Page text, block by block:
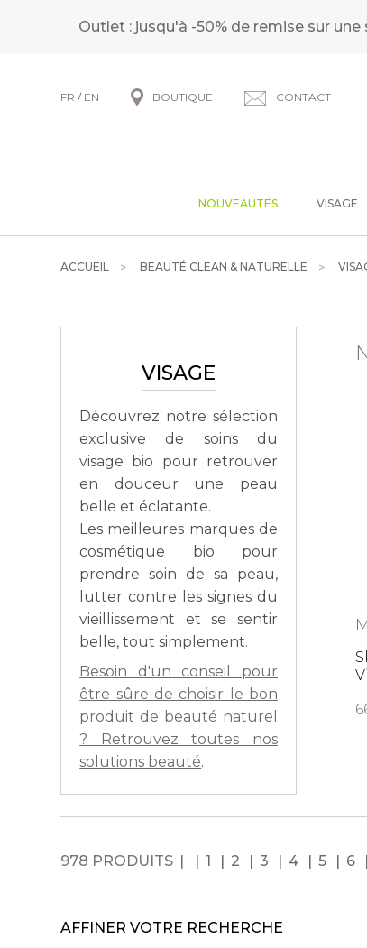
Outlet : jusqu'à -50% de remise sur
FR / EN BOUTIQUE CONTACT
NOUVEAUTÉS VISAGE
ACCUEIL BEAUTÉ CLEAN & NATURELLE
VISAGE
Découvrez notre sélection
exclusive de soins du
visage bio pour retrouver
en douceur une peau
belle et éclatante.
Les meilleures marques de
cosmétique bio pour
prendre soin de sa peau,
lutter contre les signes du
vieillissement et se sentir
belle, tout simplement.
Besoin d'un conseil pour
être sûre de choisir le bon
produit de beauté naturel
? Retrouvez toutes nos
solutions beauté.
978 PRODUITS 1 2 3 4 5 6
AFFINER VOTRE RECHERCHE